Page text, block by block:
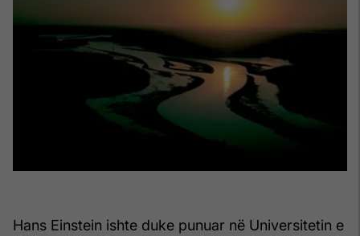
Hans Einstein ishte duke punuar në Universitetin e